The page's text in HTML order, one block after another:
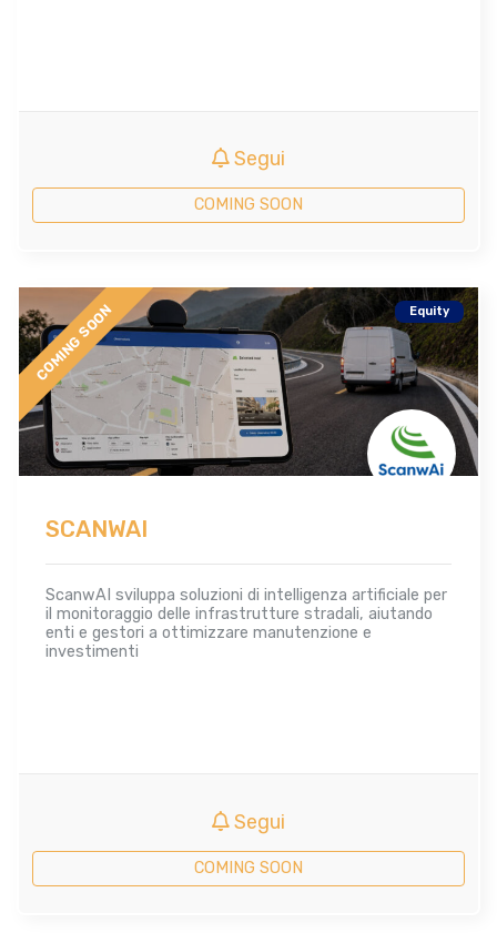
Segui
COMING SOON
COMING SOON Equity
SCANWAI
ScanwAI sviluppa soluzioni di intelligenza artificiale per
il monitoraggio delle infrastrutture stradali, aiutando
enti e gestori a ottimizzare manutenzione e
investimenti
Segui
COMING SOON